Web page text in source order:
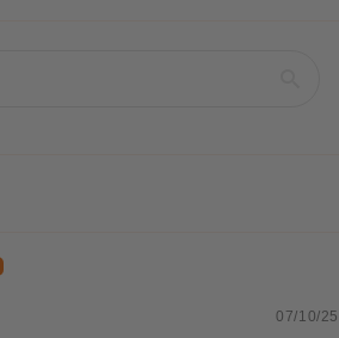
07/10/25